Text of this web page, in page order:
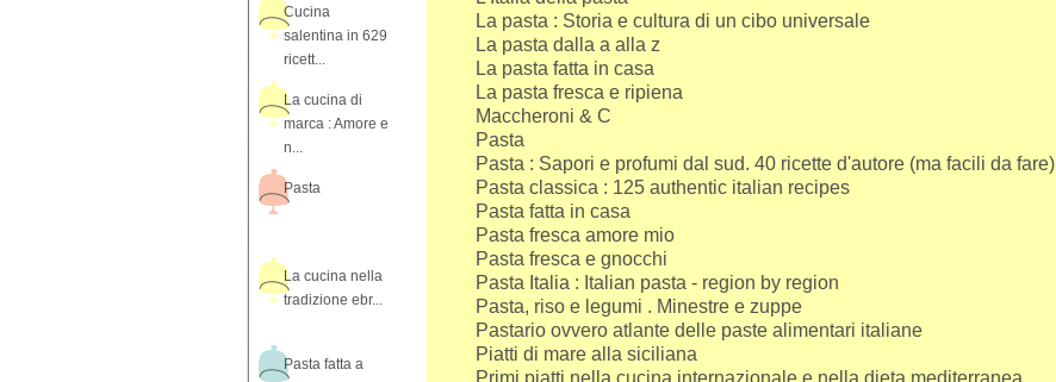
Cucina
salentina in 629
ricett...
La cucina di
marca : Amore e
n...
Pasta
La cucina nella
tradizione ebr...
Pasta fatta a
La pasta : Storia e cultura di un cibo universale
La pasta dalla a alla z
La pasta fatta in casa
La pasta fresca e ripiena
Maccheroni & C
Pasta
Pasta : Sapori e profumi dal sud. 40 ricette d'autore (ma facili da fare)
Pasta classica : 125 authentic italian recipes
Pasta fatta in casa
Pasta fresca amore mio
Pasta fresca e gnocchi
Pasta Italia : Italian pasta - region by region
Pasta, riso e legumi . Minestre e zuppe
Pastario ovvero atlante delle paste alimentari italiane
Piatti di mare alla siciliana
Primi piatti nella cucina internazionale e nella dieta mediterranea